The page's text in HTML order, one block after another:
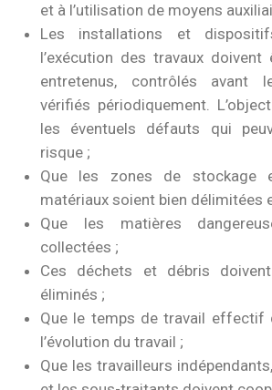
et à l’utilisation de moyens
Les installations et
l’exécution des travaux
entretenus, contrôlés avant
vérifiés périodiquement.
les éventuels défauts qui
risque ;
Que les zones de stockage
matériaux soient bien délimitées
Que les matières
collectées ;
Ces déchets et débris
éliminés ;
Que le temps de travail effectif
l’évolution du travail ;
Que les travailleurs